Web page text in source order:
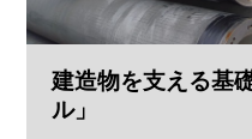
建造物を支える基
ル」